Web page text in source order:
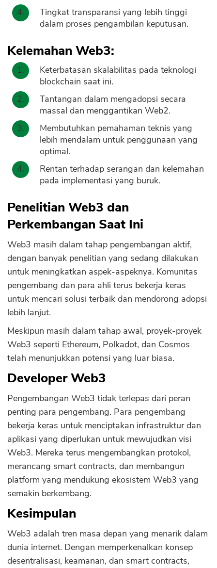
Tingkat transparansi yang lebih tinggi
dalam proses pengambilan keputusan.
Kelemahan Web3:
Keterbatasan skalabilitas pada teknologi
blockchain saat ini.
Tantangan dalam mengadopsi secara
massal dan menggantikan Web2.
Membutuhkan pemahaman teknis yang
lebih mendalam untuk penggunaan yang
optimal.
Rentan terhadap serangan dan kelemahan
pada implementasi yang buruk.
Penelitian Web3 dan
Perkembangan Saat Ini
Web3 masih dalam tahap pengembangan aktif,
dengan banyak penelitian yang sedang dilakukan
untuk meningkatkan aspek-aspeknya. Komunitas
pengembang dan para ahli terus bekerja keras
untuk mencari solusi terbaik dan mendorong adopsi
lebih lanjut.
Meskipun masih dalam tahap awal, proyek-proyek
Web3 seperti Ethereum, Polkadot, dan Cosmos
telah menunjukkan potensi yang luar biasa.
Developer Web3
Pengembangan Web3 tidak terlepas dari peran
penting para pengembang. Para pengembang
bekerja keras untuk menciptakan infrastruktur dan
aplikasi yang diperlukan untuk mewujudkan visi
Web3. Mereka terus mengembangkan protokol,
merancang smart contracts, dan membangun
platform yang mendukung ekosistem Web3 yang
semakin berkembang.
Kesimpulan
Web3 adalah tren masa depan yang menarik dalam
dunia internet. Dengan memperkenalkan konsep
desentralisasi, keamanan, dan smart contracts,